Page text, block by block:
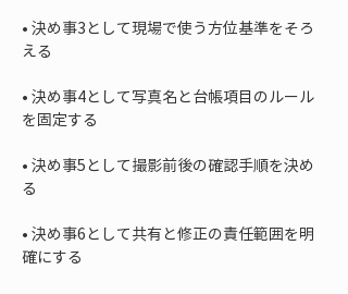
• 決め事3として現場で使う方位基準をそろ
• 決め事4として写真名と台帳項目のルール
• 決め事5として撮影前後の確認手順を決め
• 決め事6として共有と修正の責任範囲を明